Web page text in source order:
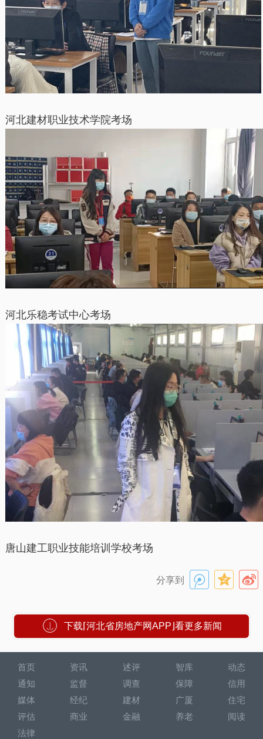
河北建材职业技术学院考场
河北乐稳考试中心考场
唐山建工职业技能培训学校考场
分享到
下载⌈河北省房地产网APP⌋看更多新闻
首页 资讯 述评 智库
动态
通知
监督 调查 保障
信用
媒体
经纪 建材 广厦
住宅
评估
商业 金融 养老
阅读
法律